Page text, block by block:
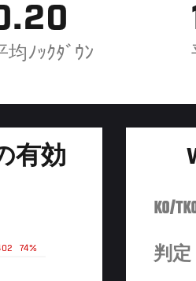
均ﾉｯｸﾀﾞｳﾝ
有効
74%
KO/
判定